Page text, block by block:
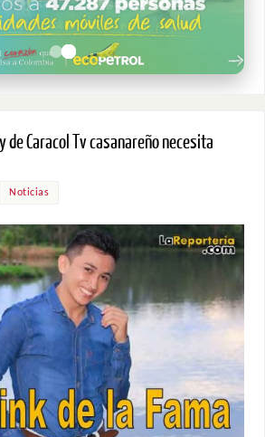
Caracol Tv casanareño necesita
Noticias